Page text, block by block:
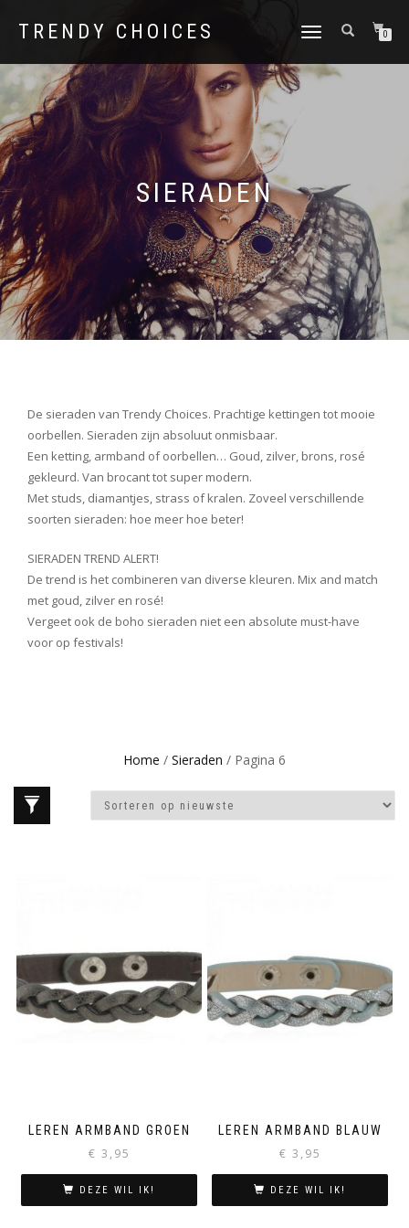
TRENDY CHOICES
SCHAKEL
MENU
0
SIERADEN
De sieraden van Trendy Choices. Prachtige kettingen tot mooie
oorbellen. Sieraden zijn absoluut onmisbaar.
Een ketting, armband of oorbellen… Goud, zilver, brons, rosé
gekleurd. Van brocant tot super modern.
Met studs, diamantjes, strass of kralen. Zoveel verschillende
soorten sieraden: hoe meer hoe beter!
SIERADEN TREND ALERT!
De trend is het combineren van diverse kleuren. Mix and match
met goud, zilver en rosé!
Vergeet ook de boho sieraden niet een absolute must-have
voor op festivals!
Home / Sieraden / Pagina 6
LEREN ARMBAND GROEN
€ 3,95
DEZE WIL IK!
LEREN ARMBAND BLAUW
€ 3,95
DEZE WIL IK!